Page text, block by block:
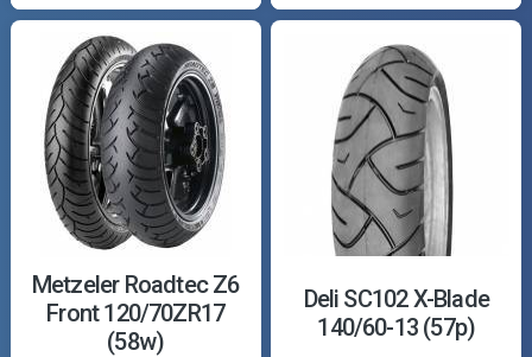
Metzeler Roadtec Z6
Front 120/70ZR17
(58w)
Deli SC102 X-Blade
140/60-13 (57p)